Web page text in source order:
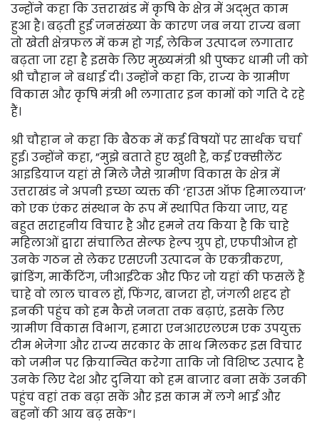
उन्होंने कहा कि उत्तराखंड में कृषि के क्षेत्र में अद्भुत काम
हुआ है। बढ़ती हुई जनसंख्या के कारण जब नया राज्य बना
तो खेती क्षेत्रफल में कम हो गई, लेकिन उत्पादन लगातार
बढ़ता जा रहा है इसके लिए मुख्यमंत्री श्री पुष्कर धामी जी को
श्री चौहान ने बधाई दी। उन्होंने कहा कि, राज्य के ग्रामीण
विकास और कृषि मंत्री भी लगातार इन कामों को गति दे रहे
हैं।
श्री चौहान ने कहा कि बैठक में कई विषयों पर सार्थक चर्चा
हुई। उन्होंने कहा, ”मुझे बताते हुए खुशी है, कई एक्सीलेंट
आइडियाज यहां से मिले जैसे ग्रामीण विकास के क्षेत्र में
उत्तराखंड ने अपनी इच्छा व्यक्त की ‘हाउस ऑफ हिमालयाज’
को एक एंकर संस्थान के रूप में स्थापित किया जाए, यह
बहुत सराहनीय विचार है और हमने तय किया है कि चाहे
महिलाओं द्वारा संचालित सेल्फ हेल्प ग्रुप हो, एफपीओज हो
उनके गठन से लेकर एसएजी उत्पादन के एकत्रीकरण,
ब्रांडिंग, मार्केटिंग, जीआईटेक और फिर जो यहां की फसलें हैं
चाहे वो लाल चावल हों, फिंगर, बाजरा हो, जंगली शहद हो
इनकी पहुंच को हम कैसे जनता तक बढ़ाएं, इसके लिए
ग्रामीण विकास विभाग, हमारा एनआरएलएम एक उपयुक्त
टीम भेजेगा और राज्य सरकार के साथ मिलकर इस विचार
को जमीन पर क्रियान्वित करेगा ताकि जो विशिष्ट उत्पाद है
उनके लिए देश और दुनिया को हम बाजार बना सकें उनकी
पहुंच वहां तक बढ़ा सकें और इस काम में लगे भाई और
बहनों की आय बढ़ सके”।